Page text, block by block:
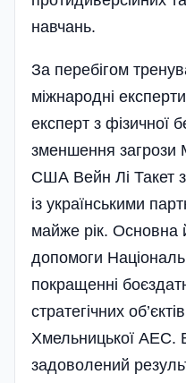
навчань.
За перебігом
міжнародні
експерт з фізичної
зменшення загрози
США Вейн Лі Такет
із українськими
майже рік. Основна
допомоги
покращенні
стратегі­чних
Хмельницької АЕС.
задоволений